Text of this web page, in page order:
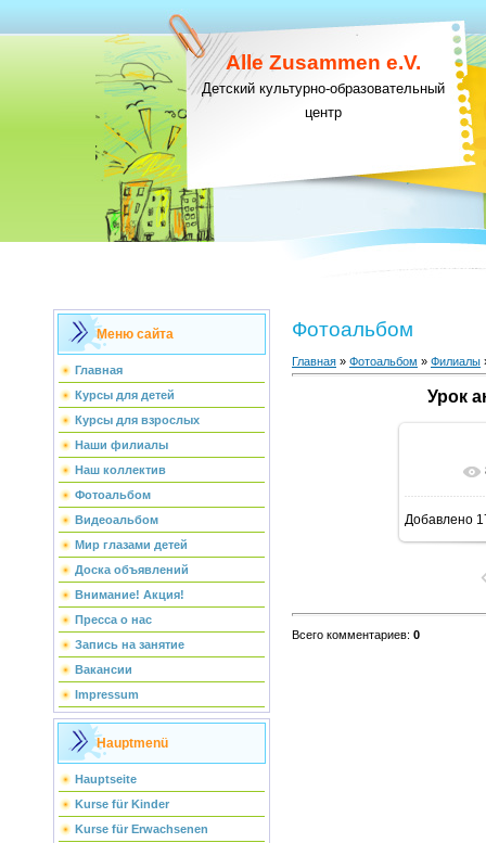
Alle Zusammen e.V.
Детский культурно-образовательный
центр
Меню сайта
Главная
Курсы для детей
Курсы для взрослых
Наши филиалы
Наш коллектив
Фотоальбом
Видеоальбом
Мир глазами детей
Доска объявлений
Внимание! Акция!
Пресса о нас
Запись на занятие
Вакансии
Impressum
Hauptmenü
Hauptseite
Kurse für Kinder
Kurse für Erwachsenen
Фотоальбом
Главная » Фотоальбом » Филиалы
Урок
В
Добавлено
Всего комментариев: 0